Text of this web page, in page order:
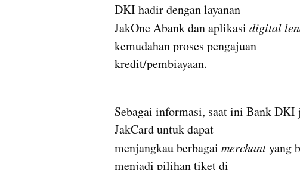
DKI hadir dengan layanan
JakOne Abank dan aplikasi digital
kemudahan proses pengajuan
kredit/pembiayaan.
Sebagai informasi, saat ini Bank DKI
JakCard untuk dapat
menjangkau berbagai merchant yang
menjadi pilihan tiket di